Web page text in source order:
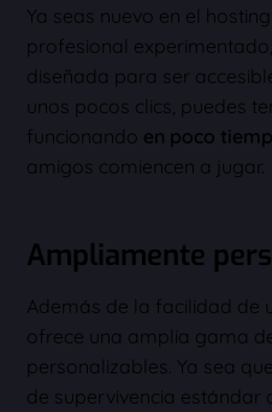
Ya seas nuevo en el
profesional
diseñada para ser
unos pocos clics, puedes
funcionando en poco
amigos comiencen a jugar.
Ampliamente
Además de la facilidad de
ofrece una amplia gama
personalizables. Ya sea
de supervivencia estándar